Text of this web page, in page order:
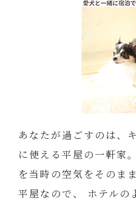
あなたが過ごすのは、
に使える平屋の一軒家。
を当時の空気をそのま
平屋なので、
ホテルの